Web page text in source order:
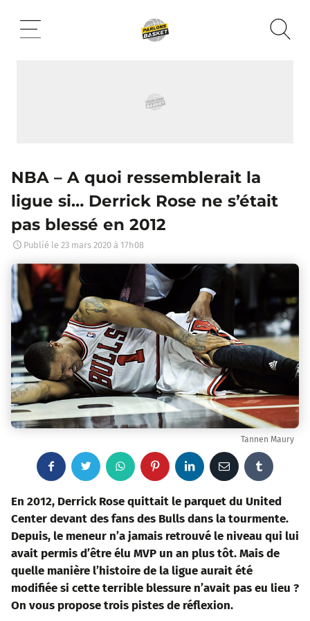
contenu
NBA – A quoi ressemblerait la
ligue si… Derrick Rose ne s’était
pas blessé en 2012
Publié le 23 mars 2020 à 17h08
Tannen Maury
a
c
e
o
w
i
t
e
W
a
t
s
a
P
i
n
t
r
n
k
e
d
E
m
a
i
u
m
b
En 2012, Derrick Rose quittait le parquet du United
Center devant des fans des Bulls dans la tourmente.
Depuis, le meneur n’a jamais retrouvé le niveau qui lui
avait permis d’être élu MVP un an plus tôt. Mais de
quelle manière l’histoire de la ligue aurait été
modifiée si cette terrible blessure n’avait pas eu lieu ?
On vous propose trois pistes de réflexion.